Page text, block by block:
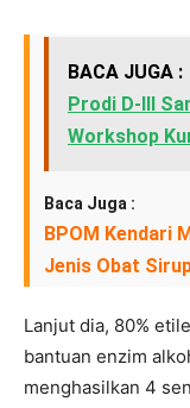
BACA JUGA :
Prodi D-III
Workshop
Baca Juga :
BPOM Kendari
Jenis Obat
Lanjut dia, 80%
bantuan enzim
menghasilkan 4